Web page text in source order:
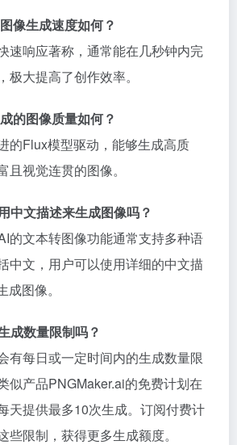
像生成速度如何？
速响应著称，通常能在几秒钟内完
极大提高了创作效率。
的图像质量如何？
的Flux模型驱动，能够生成高质
且视觉连贯的图像。
中文描述来生成图像吗？
的文本转图像功能通常支持多种语
中文，用户可以使用详细的中文描
图像。
成数量限制吗？
有每日或一定时间内的生成数量限
似产品PNGMaker.ai的免费计划在
天提供最多10次生成。订阅付费计
些限制，获得更多生成额度。